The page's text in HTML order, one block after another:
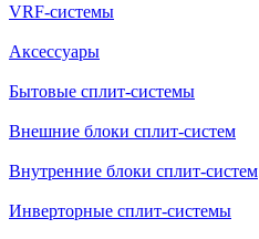
VRF-системы
Аксессуары
Бытовые сплит-системы
Внешние блоки сплит-систем
Внутренние блоки сплит-систем
Инверторные сплит-системы